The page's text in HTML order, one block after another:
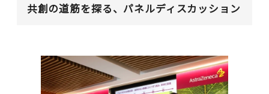
共創の道筋を探る、パネルディスカッション